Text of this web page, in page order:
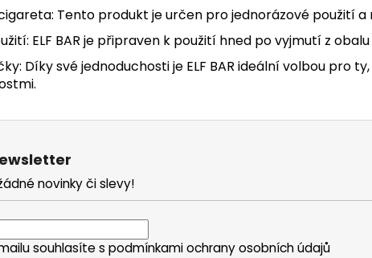
Tento produkt je určen pro jednorázové použití a
ELF BAR je připraven k použití hned po vyjmutí z
Díky své jednoduchosti je ELF BAR ideální volbou
novinky či slevy!
souhlasíte s podmínkami ochrany osobních údajů